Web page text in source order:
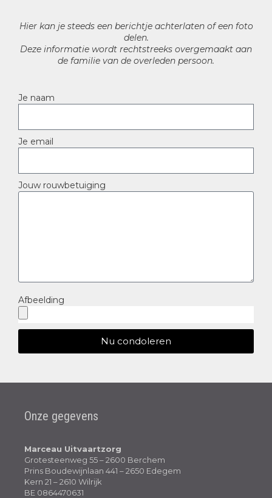
Hier kan je steeds een berichtje achterlaten of een foto
delen.
Deze informatie wordt rechtstreeks overgemaakt aan
de familie van de overleden persoon.
Je naam
Je email
Jouw rouwbetuiging
Afbeelding
Nu condoleren
Onze gegevens
Marceau Uitvaartzorg
Grotesteenweg 55 – 2600 Berchem
Prins Boudewijnlaan 441 – 2650 Edegem
Kern 21 – 2610 Wilrijk
BE 0864470631